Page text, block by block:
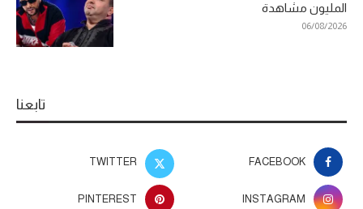
المليون مشاهدة
06/08/2026
تابعنا
FACEBOOK
TWITTER
INSTAGRAM
PINTEREST